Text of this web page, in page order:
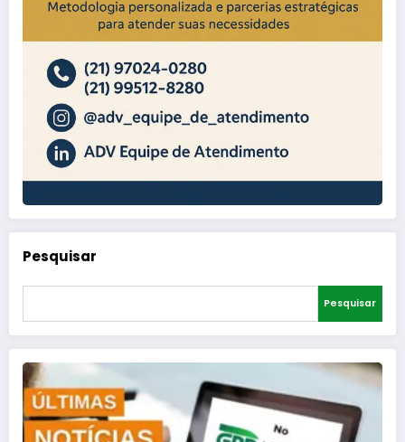
Pesquisar
Pesquisar